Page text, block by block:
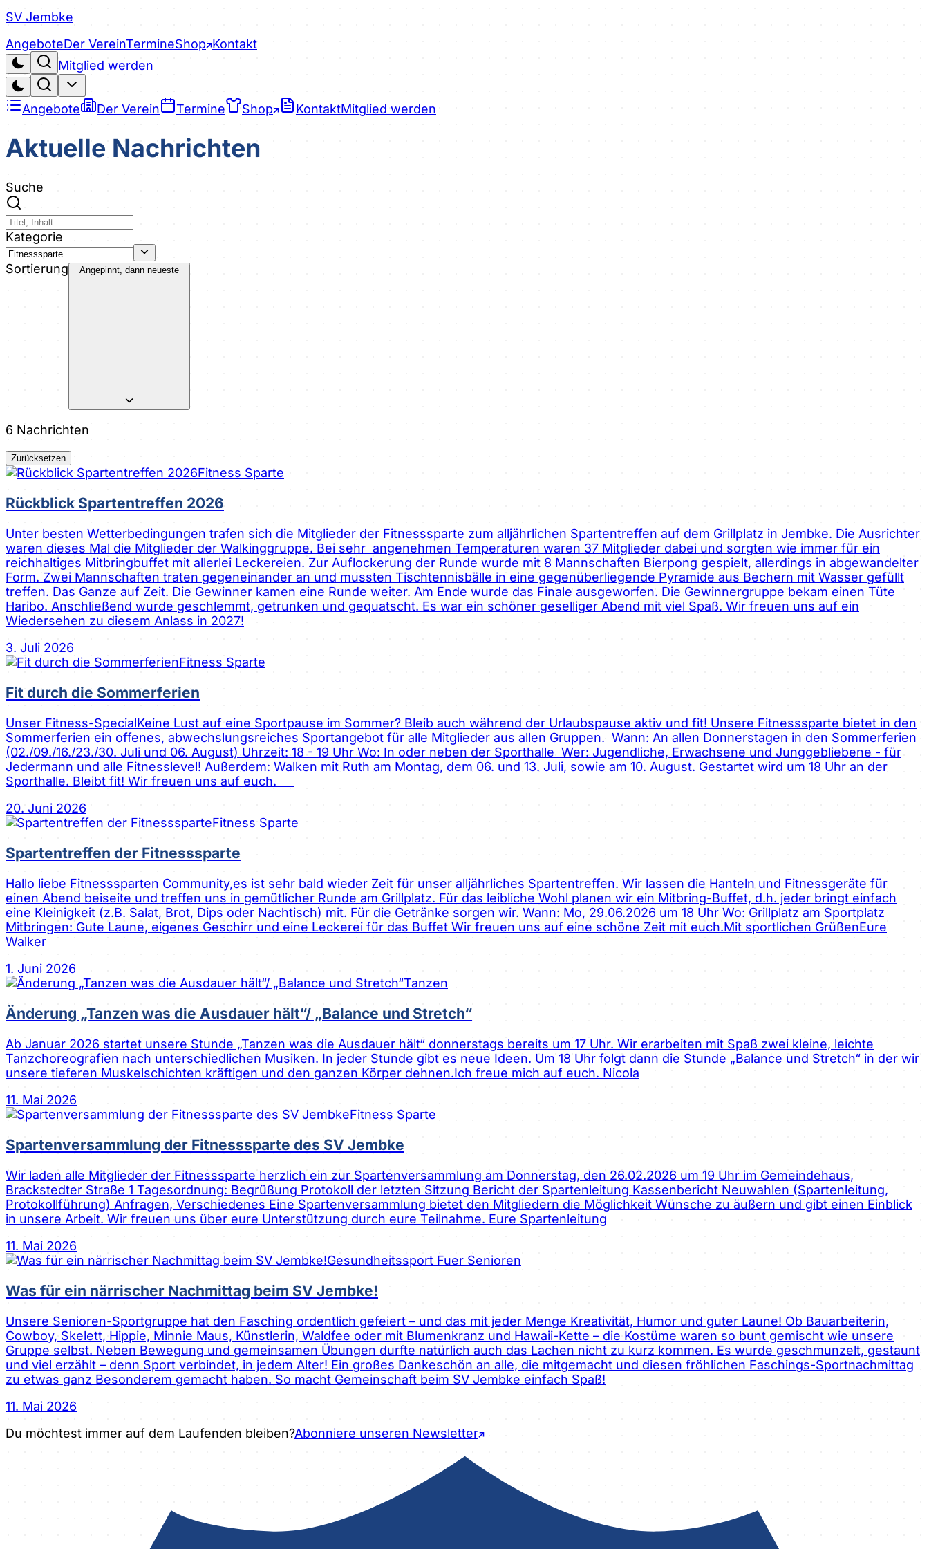
SV Jembke
AngeboteDer VereinTermineShop Kontakt
Mitglied werden
Angebote Der Verein Termine Shop KontaktMitglied werden
Aktuelle Nachrichten
Suche
Kategorie
Sortierung Angepinnt, dann neueste
6 Nachrichten
Zurücksetzen
Fitness Sparte
Rückblick Spartentreffen 2026
Unter besten Wetterbedingungen trafen sich die Mitglieder der Fitnesssparte zum alljährlichen Spartentreffen auf dem Grillplatz in Jembke. Die Ausrichter
waren dieses Mal die Mitglieder der Walkinggruppe. Bei sehr angenehmen Temperaturen waren 37 Mitglieder dabei und sorgten wie immer für ein
reichhaltiges Mitbringbuffet mit allerlei Leckereien. Zur Auflockerung der Runde wurde mit 8 Mannschaften Bierpong gespielt, allerdings in abgewandelter
Form. Zwei Mannschaften traten gegeneinander an und mussten Tischtennisbälle in eine gegenüberliegende Pyramide aus Bechern mit Wasser gefüllt
treffen. Das Ganze auf Zeit. Die Gewinner kamen eine Runde weiter. Am Ende wurde das Finale ausgeworfen. Die Gewinnergruppe bekam einen Tüte
Haribo. Anschließend wurde geschlemmt, getrunken und gequatscht. Es war ein schöner geselliger Abend mit viel Spaß. Wir freuen uns auf ein
Wiedersehen zu diesem Anlass in 2027!
3. Juli 2026
Fitness Sparte
Fit durch die Sommerferien
Unser Fitness-SpecialKeine Lust auf eine Sportpause im Sommer? Bleib auch während der Urlaubspause aktiv und fit! Unsere Fitnesssparte bietet in den
Sommerferien ein offenes, abwechslungsreiches Sportangebot für alle Mitglieder aus allen Gruppen. Wann: An allen Donnerstagen in den Sommerferien
(02./09./16./23./30. Juli und 06. August) Uhrzeit: 18 - 19 Uhr Wo: In oder neben der Sporthalle Wer: Jugendliche, Erwachsene und Junggebliebene - für
Jedermann und alle Fitnesslevel! Außerdem: Walken mit Ruth am Montag, dem 06. und 13. Juli, sowie am 10. August. Gestartet wird um 18 Uhr an der
Sporthalle. Bleibt fit! Wir freuen uns auf euch.
20. Juni 2026
Fitness Sparte
Spartentreffen der Fitnesssparte
Hallo liebe Fitnesssparten Community,es ist sehr bald wieder Zeit für unser alljährliches Spartentreffen. Wir lassen die Hanteln und Fitnessgeräte für
einen Abend beiseite und treffen uns in gemütlicher Runde am Grillplatz. Für das leibliche Wohl planen wir ein Mitbring-Buffet, d.h. jeder bringt einfach
eine Kleinigkeit (z.B. Salat, Brot, Dips oder Nachtisch) mit. Für die Getränke sorgen wir. Wann: Mo, 29.06.2026 um 18 Uhr Wo: Grillplatz am Sportplatz
Mitbringen: Gute Laune, eigenes Geschirr und eine Leckerei für das Buffet Wir freuen uns auf eine schöne Zeit mit euch.Mit sportlichen GrüßenEure
Walker
1. Juni 2026
Tanzen
Änderung „Tanzen was die Ausdauer hält“/ „Balance und Stretch“
Ab Januar 2026 startet unsere Stunde „Tanzen was die Ausdauer hält“ donnerstags bereits um 17 Uhr. Wir erarbeiten mit Spaß zwei kleine, leichte
Tanzchoreografien nach unterschiedlichen Musiken. In jeder Stunde gibt es neue Ideen. Um 18 Uhr folgt dann die Stunde „Balance und Stretch“ in der wir
unsere tieferen Muskelschichten kräftigen und den ganzen Körper dehnen.Ich freue mich auf euch. Nicola
11. Mai 2026
Fitness Sparte
Spartenversammlung der Fitnesssparte des SV Jembke
Wir laden alle Mitglieder der Fitnesssparte herzlich ein zur Spartenversammlung am Donnerstag, den 26.02.2026 um 19 Uhr im Gemeindehaus,
Brackstedter Straße 1 Tagesordnung: Begrüßung Protokoll der letzten Sitzung Bericht der Spartenleitung Kassenbericht Neuwahlen (Spartenleitung,
Protokollführung) Anfragen, Verschiedenes Eine Spartenversammlung bietet den Mitgliedern die Möglichkeit Wünsche zu äußern und gibt einen Einblick
in unsere Arbeit. Wir freuen uns über eure Unterstützung durch eure Teilnahme. Eure Spartenleitung
11. Mai 2026
Gesundheitssport Fuer Senioren
Was für ein närrischer Nachmittag beim SV Jembke!
Unsere Senioren-Sportgruppe hat den Fasching ordentlich gefeiert – und das mit jeder Menge Kreativität, Humor und guter Laune! Ob Bauarbeiterin,
Cowboy, Skelett, Hippie, Minnie Maus, Künstlerin, Waldfee oder mit Blumenkranz und Hawaii-Kette – die Kostüme waren so bunt gemischt wie unsere
Gruppe selbst. Neben Bewegung und gemeinsamen Übungen durfte natürlich auch das Lachen nicht zu kurz kommen. Es wurde geschmunzelt, gestaunt
und viel erzählt – denn Sport verbindet, in jedem Alter! Ein großes Dankeschön an alle, die mitgemacht und diesen fröhlichen Faschings-Sportnachmittag
zu etwas ganz Besonderem gemacht haben. So macht Gemeinschaft beim SV Jembke einfach Spaß!
11. Mai 2026
Du möchtest immer auf dem Laufenden bleiben?Abonniere unseren Newsletter